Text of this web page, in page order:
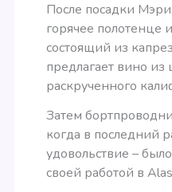
После посадки
горячее полотенце
состоящий из
предлагает вино из
раскрученного
Затем
когда в последний
удовольствие –
своей работой в